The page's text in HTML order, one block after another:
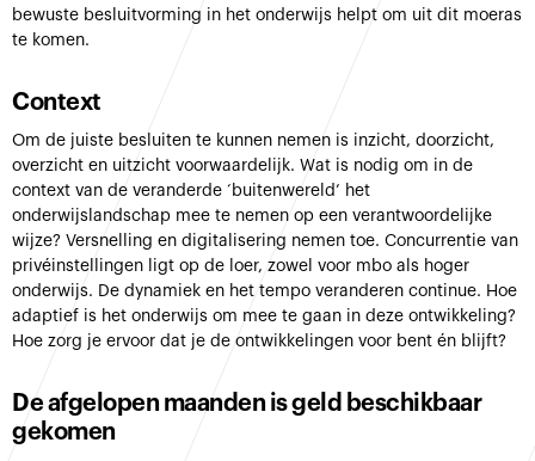
bewuste besluitvorming in het onderwijs helpt om uit dit moeras
te komen.
Context
Om de juiste besluiten te kunnen nemen is inzicht, doorzicht,
overzicht en uitzicht voorwaardelijk. Wat is nodig om in de
context van de veranderde ‘buitenwereld’ het
onderwijslandschap mee te nemen op een verantwoordelijke
wijze? Versnelling en digitalisering nemen toe. Concurrentie van
privéinstellingen ligt op de loer, zowel voor mbo als hoger
onderwijs. De dynamiek en het tempo veranderen continue. Hoe
adaptief is het onderwijs om mee te gaan in deze ontwikkeling?
Hoe zorg je ervoor dat je de ontwikkelingen voor bent én blijft?
De afgelopen maanden is geld beschikbaar
gekomen